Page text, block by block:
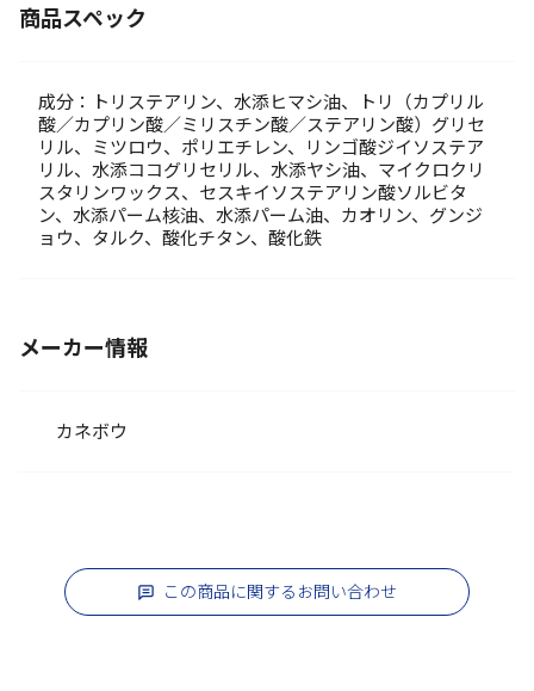
商品スペック
成分：トリステアリン、水添ヒマシ油、トリ（カプリル
酸／カプリン酸／ミリスチン酸／ステアリン酸）グリセ
リル、ミツロウ、ポリエチレン、リンゴ酸ジイソステア
リル、水添ココグリセリル、水添ヤシ油、マイクロクリ
スタリンワックス、セスキイソステアリン酸ソルビタ
ン、水添パーム核油、水添パーム油、カオリン、グンジ
ョウ、タルク、酸化チタン、酸化鉄
メーカー情報
カネボウ
この商品に関するお問い合わせ